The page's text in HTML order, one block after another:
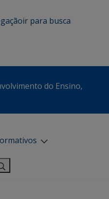
ir para busca
do Ensino,